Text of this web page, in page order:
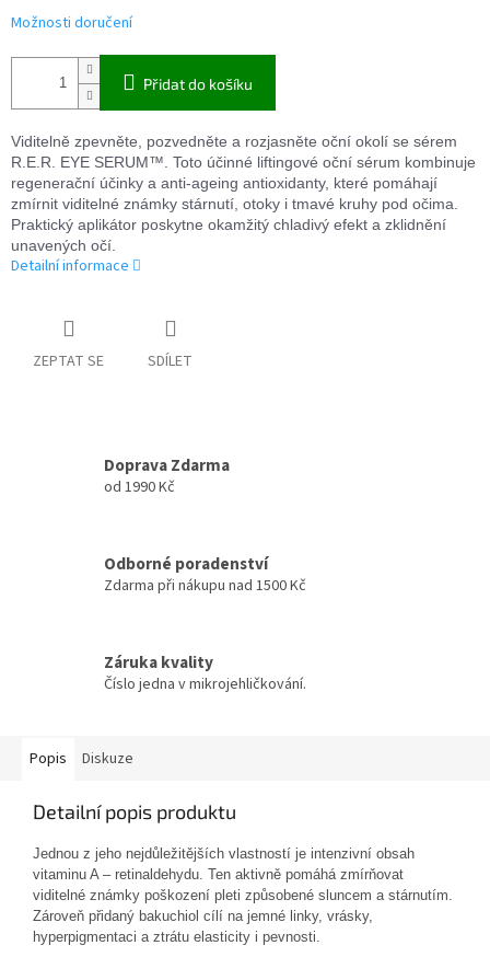
Možnosti doručení
Přidat do košíku
Viditelně zpevněte, pozvedněte a rozjasněte oční okolí se sérem
R.E.R. EYE SERUM™. Toto účinné liftingové oční sérum kombinuje
regenerační účinky a anti-ageing antioxidanty, které pomáhají
zmírnit viditelné známky stárnutí, otoky i tmavé kruhy pod očima.
Praktický aplikátor poskytne okamžitý chladivý efekt a zklidnění
unavených očí.
Detailní informace
ZEPTAT SE SDÍLET
Doprava Zdarma
od 1990 Kč
Odborné poradenství
Zdarma při nákupu nad 1500 Kč
Záruka kvality
Číslo jedna v mikrojehličkování.
Popis Diskuze
Detailní popis produktu
Jednou z jeho nejdůležitějších vlastností je intenzivní obsah
vitaminu A – retinaldehydu. Ten aktivně pomáhá zmírňovat
viditelné známky poškození pleti způsobené sluncem a stárnutím.
Zároveň přidaný bakuchiol cílí na jemné linky, vrásky,
hyperpigmentaci a ztrátu elasticity i pevnosti.